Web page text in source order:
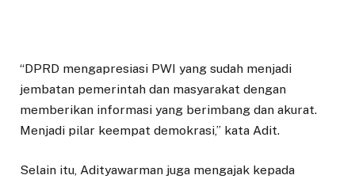
“DPRD mengapresiasi PWI yang sudah menjadi
jembatan pemerintah dan masyarakat dengan
memberikan informasi yang berimbang dan akurat.
Menjadi pilar keempat demokrasi,” kata Adit.
Selain itu, Adityawarman juga mengajak kepada